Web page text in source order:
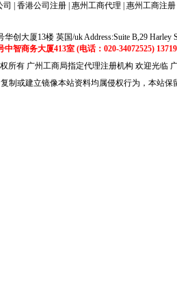
司 香港公司注册 惠州工商代理 惠州工商注册
创大厦13楼 英国/uk Address:Suite B,29 Harley
智商务大厦413室 (电话：020-34072525)
所有 广州工商局指定代理注册机构 欢迎光临
制或建立镜像本站资料均属侵权行为，本站